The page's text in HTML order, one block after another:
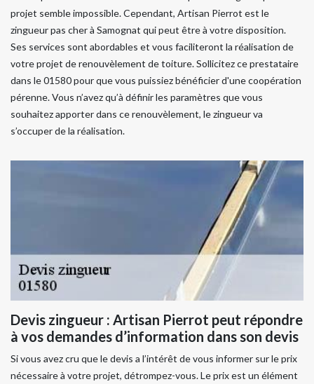
projet semble impossible. Cependant, Artisan Pierrot est le
zingueur pas cher à Samognat qui peut être à votre disposition.
Ses services sont abordables et vous faciliteront la réalisation de
votre projet de renouvèlement de toiture. Sollicitez ce prestataire
dans le 01580 pour que vous puissiez bénéficier d'une coopération
pérenne. Vous n’avez qu’à définir les paramètres que vous
souhaitez apporter dans ce renouvèlement, le zingueur va
s’occuper de la réalisation.
Devis zingueur : Artisan Pierrot peut répondre
à vos demandes d’information dans son devis
Si vous avez cru que le devis a l’intérêt de vous informer sur le prix
nécessaire à votre projet, détrompez-vous. Le prix est un élément